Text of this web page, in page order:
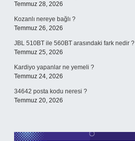
Temmuz 28, 2026
Kozanlı nereye bağlı ?
Temmuz 26, 2026
JBL 510BT ile 560BT arasındaki fark nedir ?
Temmuz 25, 2026
Kardiyo yapanlar ne yemeli ?
Temmuz 24, 2026
34642 posta kodu neresi ?
Temmuz 20, 2026